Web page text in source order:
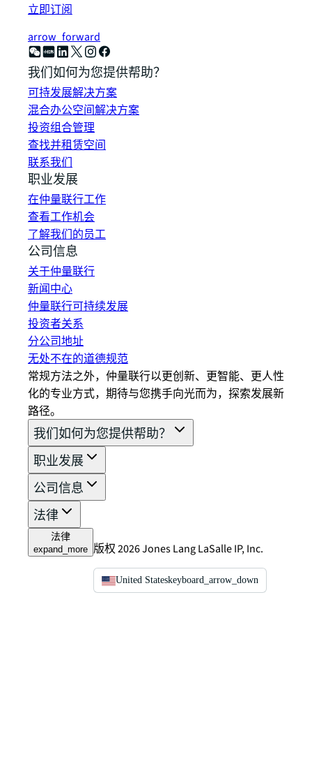
立即订阅
arrow_forward
我们如何为您提供帮助？
可持发展解决方案
混合办公空间解决方案
投资组合管理
查找并租赁空间
联系我们
职业发展
在仲量联行工作
查看工作机会
了解我们的员工
公司信息
关于仲量联行
新闻中心
仲量联行可持续发展
投资者关系
分公司地址
无处不在的道德规范
常规方法之外，仲量联行以更创新、更智能、更人性
化的专业方式，期待与您携手向光而为，探索发展新
路径。
我们如何为您提供帮助？
职业发展
公司信息
法律
法律
expand_more 版权 2026 Jones Lang LaSalle IP, Inc.
United Stateskeyboard_arrow_down